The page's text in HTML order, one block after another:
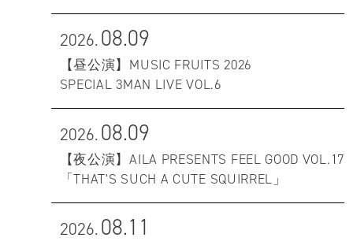
2026.08.09
【昼公演】MUSIC FRUITS 2026
SPECIAL 3MAN LIVE VOL.6
2026.08.09
【夜公演】AILA PRESENTS FEEL GOOD VOL.17
「THAT'S SUCH A CUTE SQUIRREL」
2026.08.11